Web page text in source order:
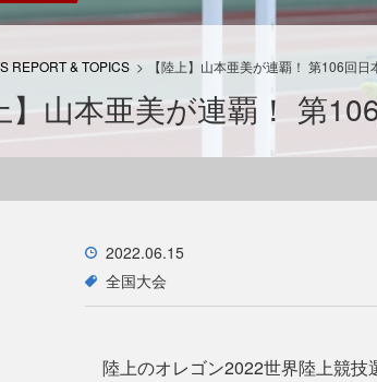
REPORT & TOPICS 【陸上】山本亜美が連覇！ 第106回
】山本亜美が連覇！ 第
2022.06.15
全国大会
陸上のオレゴン2022世界陸上競技